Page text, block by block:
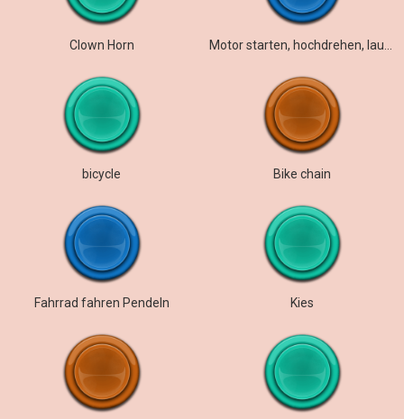
Clown Horn
bicycle Bike chain
Fahrrad fahren Pendeln Kies